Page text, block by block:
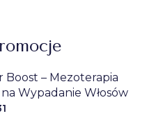
Boost – Mezoterapia
Wypadanie Włosów